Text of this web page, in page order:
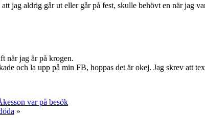
jag aldrig går ut eller går på fest, skulle behövt en när
när jag är på krogen.
och la upp på min FB, hoppas det är okej. Jag skrev att
var på besök
»